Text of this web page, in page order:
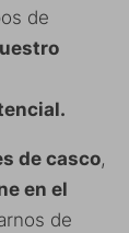
de
de casco,
en el
de